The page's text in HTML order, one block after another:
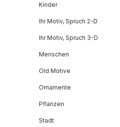
Kinder
Ihr Motiv, Spruch 2-D
Ihr Motiv, Spruch 3-D
Menschen
Old Motive
Ornamente
Pflanzen
Stadt